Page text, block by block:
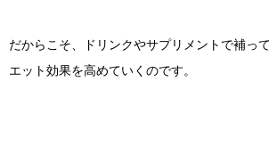
だからこそ、ドリンクやサプリメントで補っ
エット効果を高めていくのです。